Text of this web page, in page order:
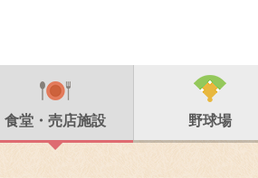
食堂・売店施設 野球場